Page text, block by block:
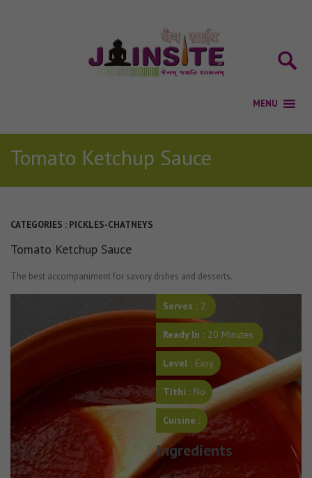
Tomato Ketchup Sauce
CATEGORIES : PICKLES-CHATNEYS
Tomato Ketchup Sauce
The best accompaniment for savory dishes and desserts.
Serves : 2
Ready In : 20 Minutes
Level : Easy
Tithi : No
Cuisine :
Ingredients